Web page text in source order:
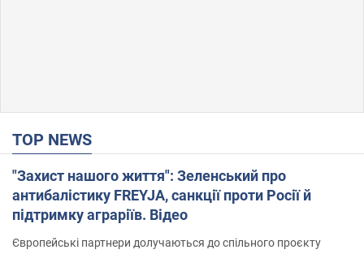
TOP NEWS
"Захист нашого життя": Зеленський про
антибалістику FREYJA, санкції проти Росії й
підтримку аграріїв. Відео
Європейські партнери долучаються до спільного проєкту